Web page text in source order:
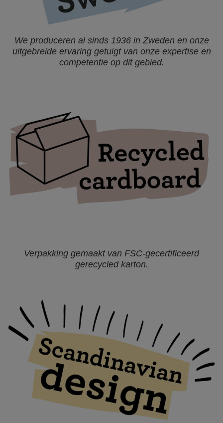
We produceren al sinds 1936 in Zweden en onze
uitgebreide ervaring getuigt van onze expertise en
competentie op dit gebied.
Verpakking gemaakt van FSC-gecertificeerd
gerecycled karton.